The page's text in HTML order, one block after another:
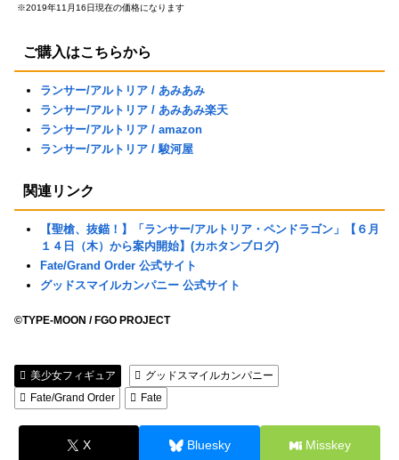
※2019年11月16日現在の価格になります
ご購入はこちらから
ランサー/アルトリア / あみあみ
ランサー/アルトリア / あみあみ楽天
ランサー/アルトリア / amazon
ランサー/アルトリア / 駿河屋
関連リンク
【聖槍、抜錨！】「ランサー/アルトリア・ペンドラゴン」【６月
１４日（木）から案内開始】(カホタンブログ)
Fate/Grand Order 公式サイト
グッドスマイルカンパニー 公式サイト
©TYPE-MOON / FGO PROJECT
美少女フィギュア
グッドスマイルカンパニー
Fate/Grand Order
Fate
X Bluesky Misskey